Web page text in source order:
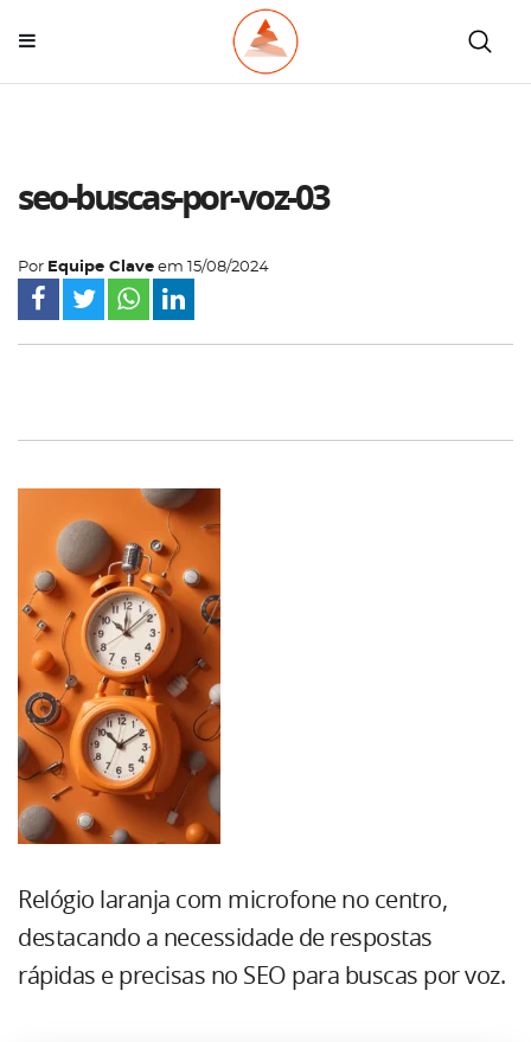
seo-buscas-por-voz-03
Por Equipe Clave em 15/08/2024
Relógio laranja com microfone no centro,
destacando a necessidade de respostas
rápidas e precisas no SEO para buscas por voz.